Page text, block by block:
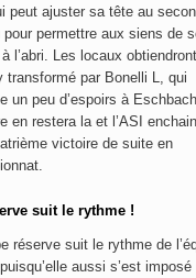
peut ajuster sa tête au
pour permettre aux siens de
l’abri. Les locaux
transformé par Bonelli L, qui
un peu d’espoirs à
en restera la et l’ASI
victoire de suite en
suit le rythme !
réserve suit le rythme de
aussi s’est imposé